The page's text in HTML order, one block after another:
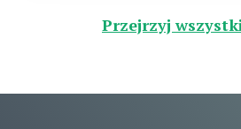
Przejrzyj